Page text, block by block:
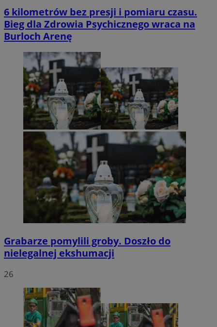
6 kilometrów bez presji i pomiaru czasu.
Bieg dla Zdrowia Psychicznego wraca na
Burloch Arenę
Grabarze pomylili groby. Doszło do
nielegalnej ekshumacji
26